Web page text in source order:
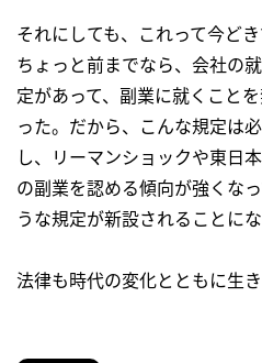
それにしても、これって今どき
ちょっと前までなら、会社の
定があって、副業に就くこと
った。だから、こんな規定は
し、リーマンショックや東日
の副業を認める傾向が強くな
うな規定が新設されることにな
法律も時代の変化とともに生き